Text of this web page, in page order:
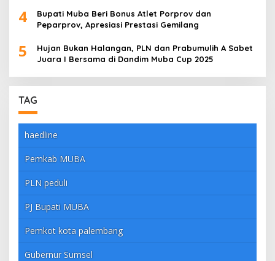
4
Bupati Muba Beri Bonus Atlet Porprov dan
Peparprov, Apresiasi Prestasi Gemilang
5
Hujan Bukan Halangan, PLN dan Prabumulih A Sabet
Juara I Bersama di Dandim Muba Cup 2025
TAG
haedline
Pemkab MUBA
PLN peduli
PJ Bupati MUBA
Pemkot kota palembang
Gubernur Sumsel